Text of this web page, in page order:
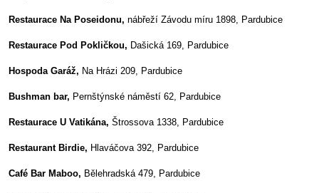
Restaurace Na Poseidonu,nábřeží Závodu míru 1898, Pardubice
Restaurace Pod Pokličkou, Dašická 169, Pardubice
Hospoda Garáž, Na Hrázi 209, Pardubice
Bushman bar, Pernštýnské náměstí 62, Pardubice
Restaurace U Vatikána,Štrossova 1338, Pardubice
Restaurant Birdie, Hlaváčova 392, Pardubice
Café Bar Maboo, Bělehradská 479, Pardubice